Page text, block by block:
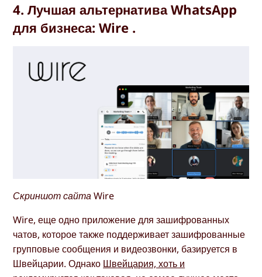
4. Лучшая альтернатива WhatsApp
для бизнеса: Wire .
Скриншот сайта Wire
Wire, еще одно приложение для зашифрованных
чатов, которое также поддерживает зашифрованные
групповые сообщения и видеозвонки, базируется в
Швейцарии. Однако Швейцария, хоть и